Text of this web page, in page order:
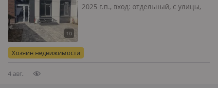
Нуршашкан (Колхозши) улица Санлак
2025 г.п., вход: отдельный, с улицы,
перспективном местоположение
Турксибского района в ЖК TURAN.
Хозяин недвижимости
4 авг.